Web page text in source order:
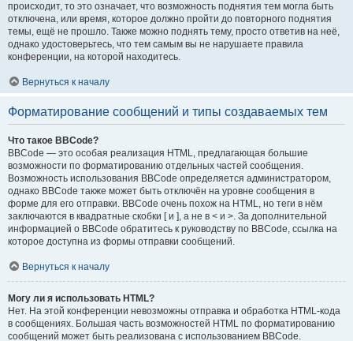
происходит, то это означает, что возможность поднятия тем могла быть
отключена, или время, которое должно пройти до повторного поднятия
темы, ещё не прошло. Также можно поднять тему, просто ответив на неё,
однако удостоверьтесь, что тем самым вы не нарушаете правила
конференции, на которой находитесь.
Вернуться к началу
Форматирование сообщений и типы создаваемых тем
Что такое BBCode?
BBCode — это особая реализация HTML, предлагающая большие
возможности по форматированию отдельных частей сообщения.
Возможность использования BBCode определяется администратором,
однако BBCode также может быть отключён на уровне сообщения в
форме для его отправки. BBCode очень похож на HTML, но теги в нём
заключаются в квадратные скобки [ и ], а не в < и >. За дополнительной
информацией о BBCode обратитесь к руководству по BBCode, ссылка на
которое доступна из формы отправки сообщений.
Вернуться к началу
Могу ли я использовать HTML?
Нет. На этой конференции невозможны отправка и обработка HTML-кода
в сообщениях. Большая часть возможностей HTML по форматированию
сообщений может быть реализована с использованием BBCode.